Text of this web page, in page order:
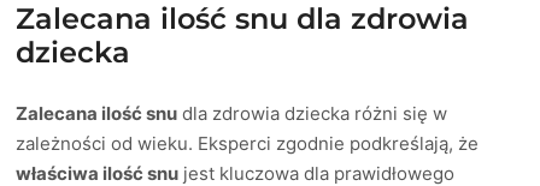
Zalecana ilość snu dla zdrowia
dziecka
Zalecana ilość snu dla zdrowia dziecka różni się w
zależności od wieku. Eksperci zgodnie podkreślają, że
właściwa ilość snu jest kluczowa dla prawidłowego